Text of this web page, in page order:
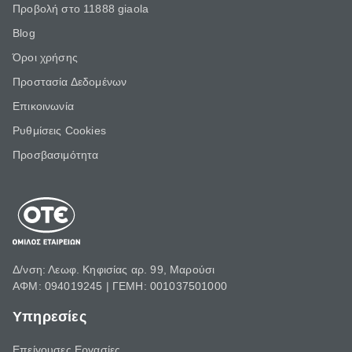
Προβολή στο 11888 giaola
Blog
Όροι χρήσης
Προστασία Δεδομένων
Επικοινωνία
Ρυθμίσεις Cookies
Προσβασιμότητα
Δ/νση: Λεωφ. Κηφισίας αρ. 99, Μαρούσι
ΑΦΜ: 094019245 | ΓΕΜΗ: 001037501000
Υπηρεσίες